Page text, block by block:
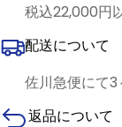
税込22,000円
配送について
佐川急便にて
返品について